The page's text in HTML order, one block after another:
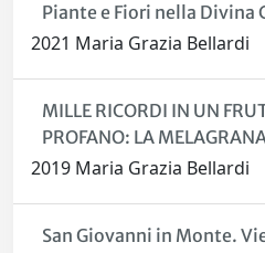
Piante e Fiori nella Divina
2021 Maria Grazia Bellardi
MILLE RICORDI IN UN
PROFANO: LA
2019 Maria Grazia Bellardi
San Giovanni in Monte.